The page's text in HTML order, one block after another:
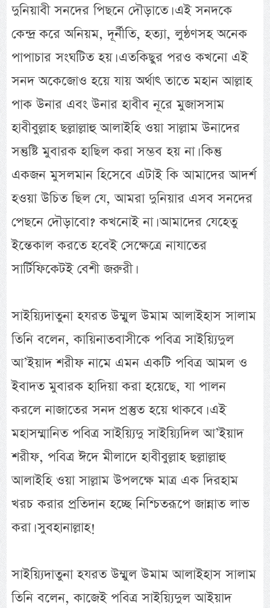
দুনিয়াবী সনদের পিছনে দৌড়াতে। এই সনদকে
কেন্দ্র করে অনিয়ম, দূর্নীতি, হত্যা, লুন্ঠণসহ অনেক
পাপাচার সংঘটিত হয়। এতকিছুর পরও কখনো এই
সনদ অকেজোও হয়ে যায় অর্থাৎ তাতে মহান আল্লাহ
পাক উনার এবং উনার হাবীব নূরে মুজাসসাম
হাবীবুল্লাহ ছল্লাল্লাহু আলাইহি ওয়া সাল্লাম উনাদের
সন্তুষ্টি মুবারক হাছিল করা সম্ভব হয় না। কিন্তু
একজন মুসলমান হিসেবে এটাই কি আমাদের আদর্শ
হওয়া উচিত ছিল যে, আমরা দুনিয়ার এসব সনদের
পেছনে দৌড়াবো? কখনোই না। আমাদের যেহেতু
ইন্তেকাল করতে হবেই সেক্ষেত্রে নাযাতের
সার্টিফিকেটই বেশী জরুরী।
সাইয়্যিদাতুনা হযরত উম্মুল উমাম আলাইহাস সালাম
তিনি বলেন, কায়িনাতবাসীকে পবিত্র সাইয়্যিদুল
আ’ইয়াদ শরীফ নামে এমন একটি পবিত্র আমল ও
ইবাদত মুবারক হাদিয়া করা হয়েছে, যা পালন
করলে নাজাতের সনদ প্রস্তুত হয়ে থাকবে। এই
মহাসম্মানিত পবিত্র সাইয়্যিদু সাইয়্যিদিল আ’ইয়াদ
শরীফ, পবিত্র ঈদে মীলাদে হাবীবুল্লাহ ছল্লাল্লাহু
আলাইহি ওয়া সাল্লাম উপলক্ষে মাত্র এক দিরহাম
খরচ করার প্রতিদান হচ্ছে নিশ্চিতরূপে জান্নাত লাভ
করা। সুবহানাল্লাহ!
সাইয়্যিদাতুনা হযরত উম্মুল উমাম আলাইহাস সালাম
তিনি বলেন, কাজেই পবিত্র সাইয়্যিদুল আইয়াদ